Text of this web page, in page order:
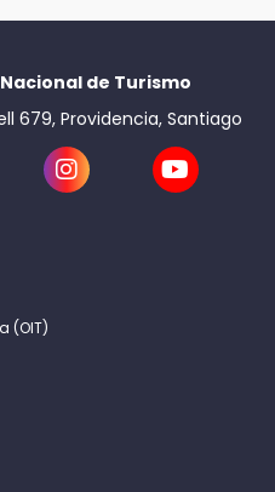
de Turismo
679, Providencia, Santiago
(OIT)